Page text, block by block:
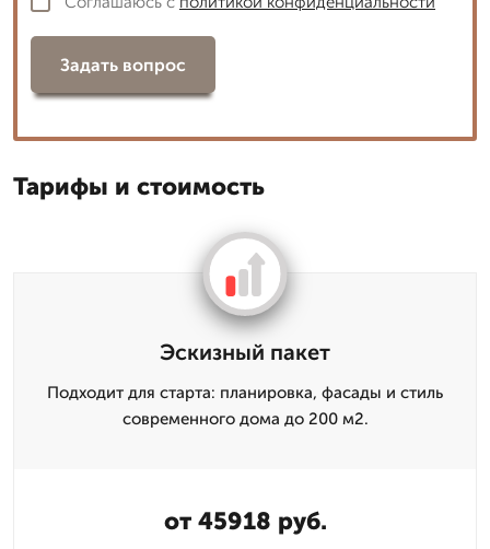
Задать вопрос
Тарифы и стоимость
Эскизный пакет
Подходит для старта: планировка, фасады и стиль
современного дома до 200 м2.
от 45918 руб.